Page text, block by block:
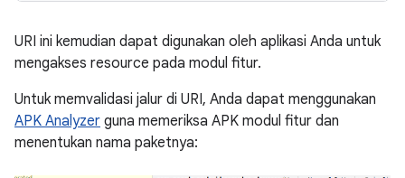
URI ini kemudian dapat digunakan oleh aplikasi Anda untuk
mengakses resource pada modul fitur.
Untuk memvalidasi jalur di URI, Anda dapat menggunakan
APK Analyzer guna memeriksa APK modul fitur dan
menentukan nama paketnya: